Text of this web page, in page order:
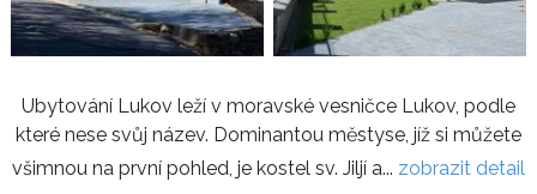
Ubytování Lukov leží v moravské vesničce Lukov, podle
které nese svůj název. Dominantou městyse, jíž si můžete
všimnou na první pohled, je kostel sv. Jiljí a... zobrazit detail